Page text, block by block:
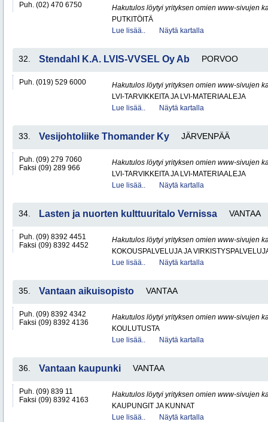
Puh. (02) 470 6750
Hakutulos löytyi yrityksen omien www-sivujen
PUTKITÖITÄ
Lue lisää..
Näytä kartalla
32. Stendahl K.A. LVIS-VVSEL Oy Ab PORVOO
Puh. (019) 529 6000
Hakutulos löytyi yrityksen omien www-sivujen
LVI-TARVIKKEITA JA LVI-MATERIAALEJA
Lue lisää..
Näytä kartalla
33. Vesijohtoliike Thomander Ky JÄRVENPÄÄ
Puh. (09) 279 7060
Faksi (09) 289 966
Hakutulos löytyi yrityksen omien www-sivujen
LVI-TARVIKKEITA JA LVI-MATERIAALEJA
Lue lisää..
Näytä kartalla
34. Lasten ja nuorten kulttuuritalo Vernissa VANTAA
Puh. (09) 8392 4451
Faksi (09) 8392 4452
Hakutulos löytyi yrityksen omien www-sivujen
KOKOUSPALVELUJA JA
Lue lisää..
Näytä kartalla
35. Vantaan aikuisopisto VANTAA
Puh. (09) 8392 4342
Faksi (09) 8392 4136
Hakutulos löytyi yrityksen omien www-sivujen
KOULUTUSTA
Lue lisää..
Näytä kartalla
36. Vantaan kaupunki VANTAA
Puh. (09) 839 11
Faksi (09) 8392 4163
Hakutulos löytyi yrityksen omien www-sivujen
KAUPUNGIT JA KUNNAT
Lue lisää..
Näytä kartalla